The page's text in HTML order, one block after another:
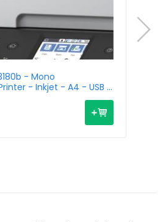
- Inkjet - A4 - USB /